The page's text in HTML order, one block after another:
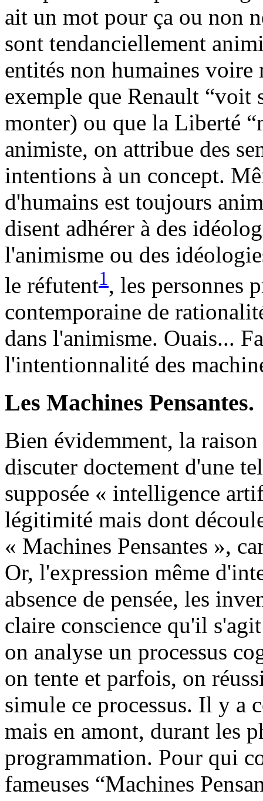
ait un mot pour ça ou non
sont tendanciellement
entités non humaines voire
exemple que Renault “voit
monter) ou que la Liberté
animiste, on attribue des
intentions à un concept.
d'humains est toujours
disent adhérer à des
l'animisme ou des
le réfutent1, les personnes
contemporaine de
dans l'animisme. Ouais...
l'intentionnalité des
Les Machines Pensantes.
Bien évidemment, la
discuter doctement d'une
supposée « intelligence
légitimité mais dont
« Machines Pensantes »,
Or, l'expression même
absence de pensée, les
claire conscience qu'il
on analyse un processus
on tente et parfois, on
simule ce processus. Il y a
mais en amont, durant les
programmation. Pour qui
fameuses “Machines